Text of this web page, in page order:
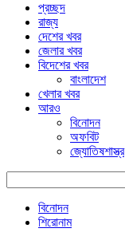
প্রচ্ছদ
রাজ্য
দেশের খবর
জেলার খবর
বিদেশের খবর
বাংলাদেশ
খেলার খবর
আরও
বিনোদন
অফবিট
জ্যোতিষশাস্ত্র
বিনোদন
শিরোনাম